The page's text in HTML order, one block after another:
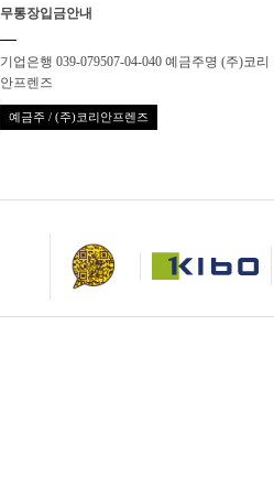
무통장입금안내
기업은행 039-079507-04-040 예금주명 (주)코리
안프렌즈
예금주 / (주)코리안프렌즈